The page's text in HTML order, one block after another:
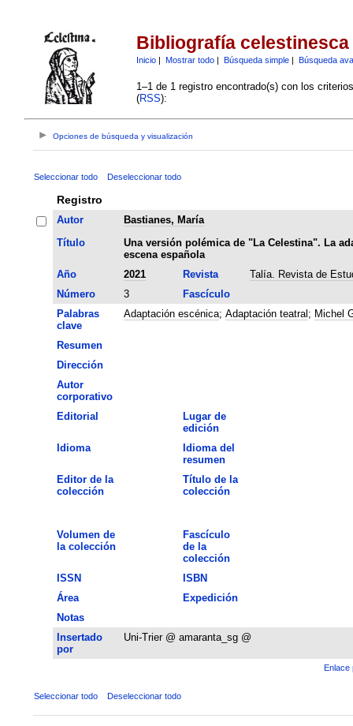
Bibliografía celestinesca
Inicio| Mostrar todo| Búsqueda simple| Búsqueda
1–1 de 1 registro encontrado(s) con los
(RSS):
Opciones de búsqueda y visualización
Seleccionar todo Deseleccionar todo
Registro
Autor
Bastianes, María
Título
Una versión polémica de "La Celestina". La
escena española
Año
2021 Revista
Talía. Revista de
Número
3
Fascículo
Palabras
clave
Adaptación escénica; Adaptación teatral ; Michel
Resumen
Dirección
Autor
corporativo
Editorial
Lugar de
edición
Idioma
Idioma del
resumen
Editor de la
colección
Título de la
colección
Volumen de
la colección
Fascículo
de la
colección
ISSN
ISBN
Área
Expedición
Notas
Insertado
por
Uni-Trier @ amaranta_sg @
Enlace
Seleccionar todo Deseleccionar todo